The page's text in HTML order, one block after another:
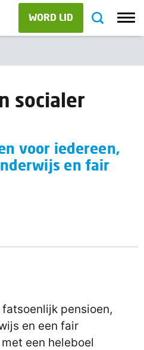
WORD LID
socialer
voor iedereen,
en fair
pensioen,
en een fair
een heleboel